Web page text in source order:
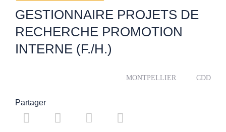
GESTIONNAIRE PROJETS DE
RECHERCHE PROMOTION
INTERNE (F./H.)
MONTPELLIER CDD
Partager